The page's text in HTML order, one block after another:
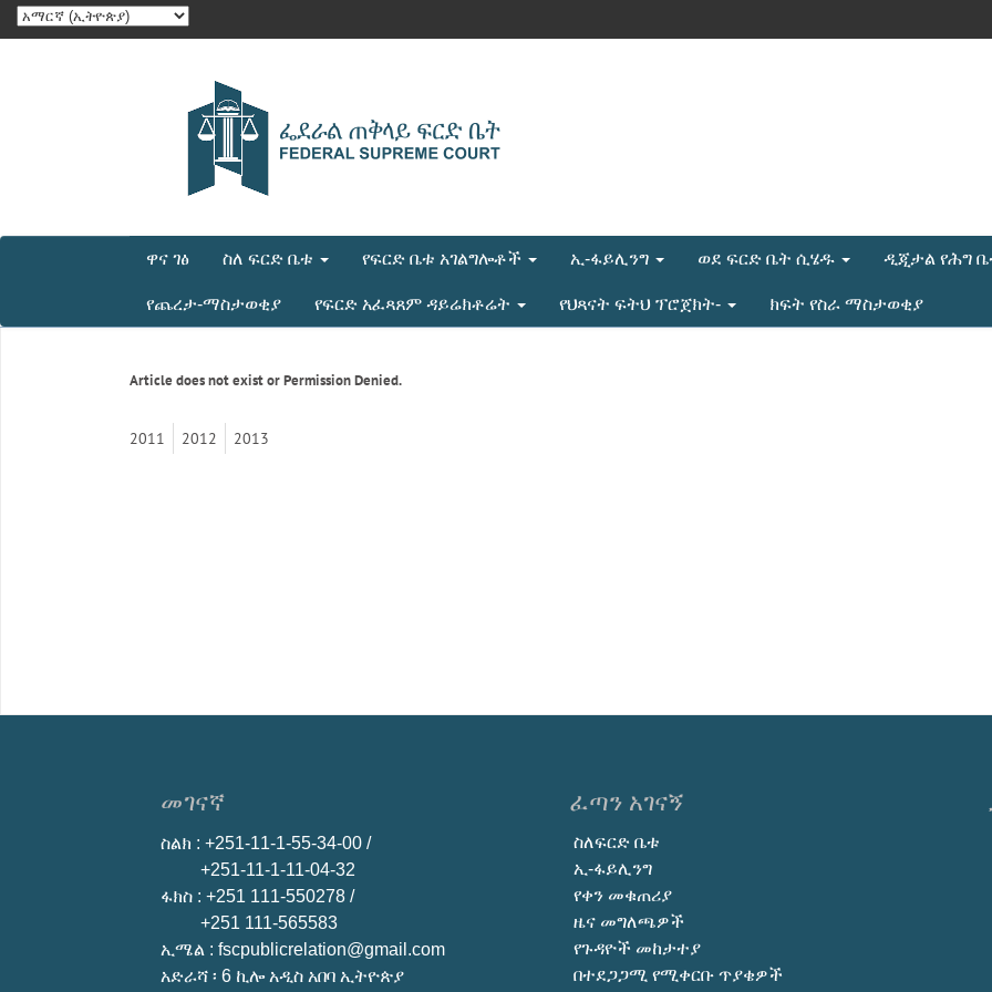
ዋና ገፅ ስለ ፍርድ ቤቱ የፍርድ ቤቱ አገልግሎቶች ኢ-ፋይሊንግ ወደ ፍርድ ቤት ሲሄዱ ዲጂታል የሕግ
የጨረታ-ማስታወቂያ የፍርድ አፈጻጸም ዳይሬክቶሬት የህጻናት ፍትህ ፕሮጀክት- ክፍት የስራ ማስታወቂያ
Article does not exist or Permission Denied.
2011 2012 2013
መገናኛ
ስልክ : +251-11-1-55-34-00 /
+251-11-1-11-04-32
ፋክስ : +251 111-550278 /
+251 111-565583
ኢሜል : fscpublicrelation@gmail.com
አድራሻ ፡ 6 ኪሎ አዲስ አበባ ኢትዮጵያ
ፈጣን አገናኝ
ስለፍርድ ቤቱ
ኢ-ፋይሊንግ
የቀን መቁጠሪያ
ዜና መግለጫዎች
የጉዳዮች መከታተያ
በተደጋጋሚ የሚቀርቡ ጥያቄዎች